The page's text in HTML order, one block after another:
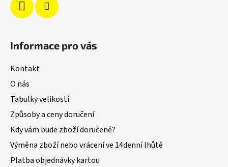
Informace pro vás
Kontakt
O nás
Tabulky velikostí
Způsoby a ceny doručení
Kdy vám bude zboží doručené?
Výměna zboží nebo vrácení ve 14denní lhůtě
Platba objednávky kartou